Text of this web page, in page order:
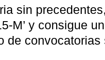
sin
M’ y consigue
de convocatorias